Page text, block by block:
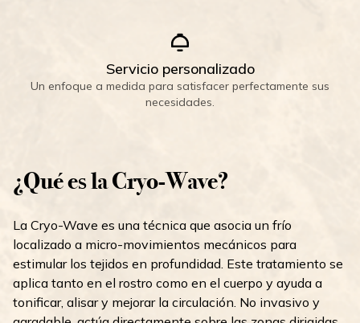
Servicio personalizado
Un enfoque a medida para satisfacer perfectamente sus
necesidades.
¿Qué es la Cryo-Wave?
La Cryo-Wave es una técnica que asocia un frío
localizado a micro-movimientos mecánicos para
estimular los tejidos en profundidad. Este tratamiento se
aplica tanto en el rostro como en el cuerpo y ayuda a
tonificar, alisar y mejorar la circulación. No invasivo y